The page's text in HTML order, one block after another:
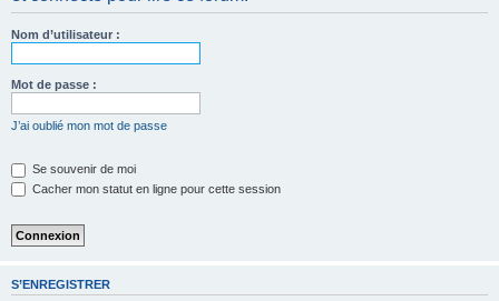
h
Nom d’utilisateur :
Mot de passe :
J’ai oublié mon mot de passe
Se souvenir de moi
Cacher mon statut en ligne pour cette session
S’ENREGISTRER